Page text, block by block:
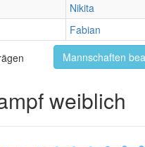
Nikita
Fabian
Mannschaften
weiblich